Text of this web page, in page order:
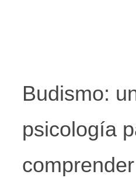
Budismo:
psicología